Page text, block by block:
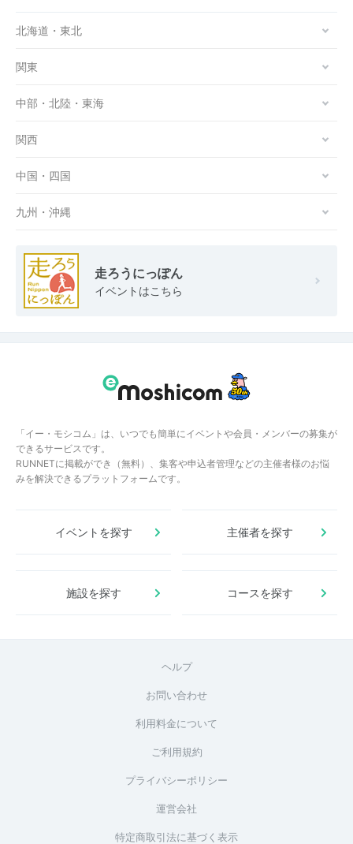
北海道・東北
関東
中部・北陸・東海
関西
中国・四国
九州・沖縄
走ろうにっぽん
イベントはこちら
「イー・モシコム」は、いつでも簡単にイベントや会員・メンバーの募集が
できるサービスです。
RUNNETに掲載ができ（無料）、集客や申込者管理などの主催者様のお悩
みを解決できるプラットフォームです。
イベントを探す 主催者を探す
施設を探す コースを探す
ヘルプ
お問い合わせ
利用料金について
ご利用規約
プライバシーポリシー
運営会社
特定商取引法に基づく表示